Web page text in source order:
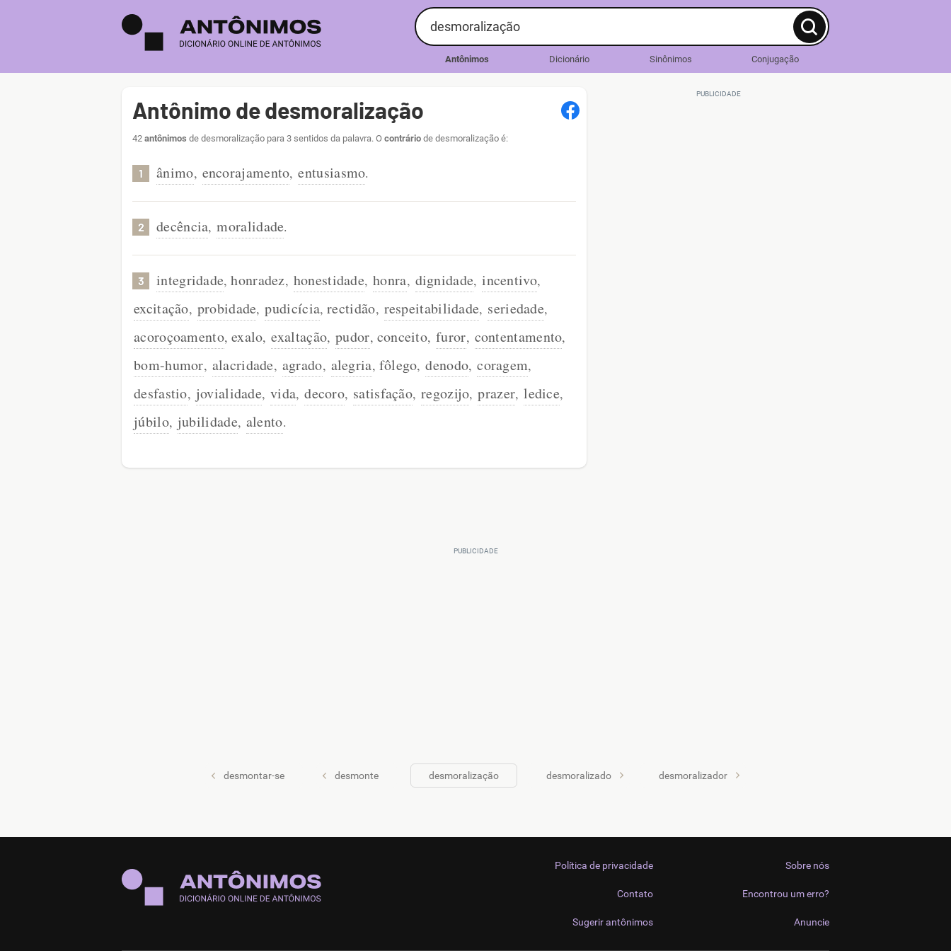
Antônimos Dicionário Sinônimos Conjugação
Antônimo de desmoralização
42 antônimos de desmoralização para 3 sentidos da palavra. O contrário de desmoralização é:
1 ânimo, encorajamento, entusiasmo.
2 decência, moralidade.
3 integridade,honradez, honestidade, honra, dignidade, incentivo,
excitação, probidade, pudicícia,rectidão, respeitabilidade, seriedade,
acoroçoamento, exalo, exaltação, pudor, conceito, furor, contentamento,
bom-humor, alacridade, agrado, alegria, fôlego, denodo, coragem,
desfastio, jovialidade, vida, decoro, satisfação, regozijo, prazer, ledice,
júbilo, jubilidade, alento.
desmontar-se desmonte desmoralização desmoralizado desmoralizador
Sobre nós
Encontrou um erro?
Anuncie
Política de privacidade
Contato
Sugerir antônimos